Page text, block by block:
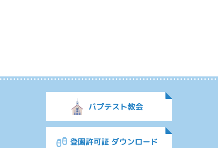
バプテスト教会
登園許可証 ダウンロード